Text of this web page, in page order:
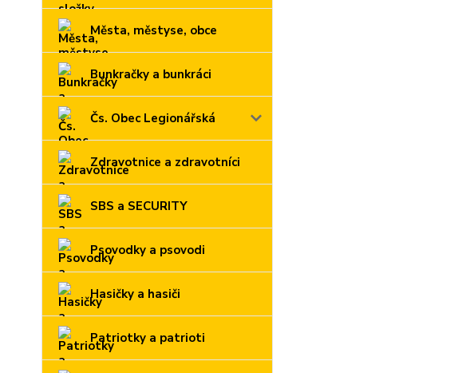
Města, městyse, obce
Bunkračky a bunkráci
Čs. Obec Legionářská
Zdravotnice a zdravotníci
SBS a SECURITY
Psovodky a psovodi
Hasičky a hasiči
Patriotky a patrioti